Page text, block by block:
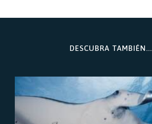
DESCUBRA TAMBIÉN...